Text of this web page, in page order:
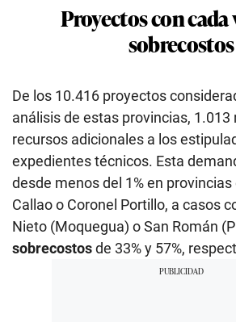
Proyectos con cada
sobrecostos
De los 10.416 proyectos
análisis de estas provincias, 1.013
recursos adicionales a los
expedientes técnicos. Esta
desde menos del 1% en
Callao o Coronel Portillo, a casos
Nieto (Moquegua) o San Román
sobrecostosde 33% y 57%,